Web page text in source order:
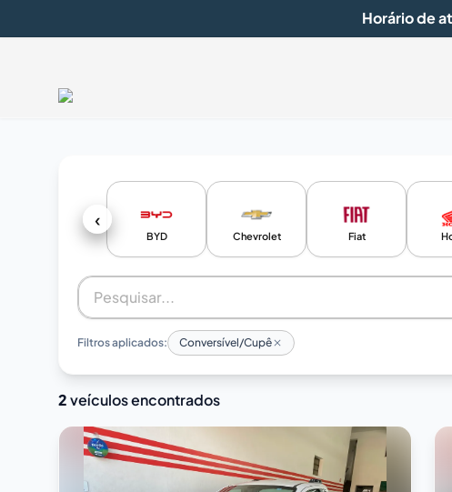
Horário de
‹
BYD Chevrolet Fiat
Filtros aplicados: Conversível/Cupê
2veículos encontrados